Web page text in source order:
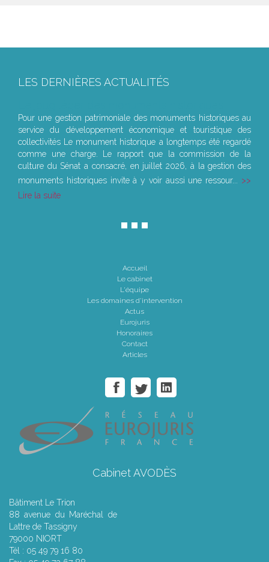
LES DERNIÈRES ACTUALITÉS
Pour une gestion patrimoniale des monuments historiques au
service du développement économique et touristique des
collectivités Le monument historique a longtemps été regardé
comme une charge. Le rapport que la commission de la
culture du Sénat a consacré, en juillet 2026, à la gestion des
monuments historiques invite à y voir aussi une ressour...
Lire la suite
Accueil
Le cabinet
L'équipe
Les domaines d'intervention
Actus
Eurojuris
Honoraires
Contact
Articles
Cabinet AVODÈS
Bâtiment Le Trion
88 avenue du Maréchal de
Lattre de Tassigny
79000 NIORT
Tél : 05 49 79 16 80